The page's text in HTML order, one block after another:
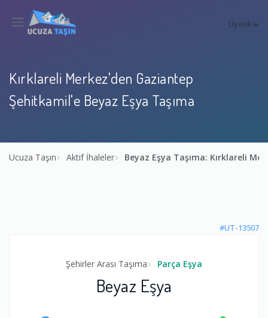
Üyelik
Kırklareli Merkez'den Gaziantep
Şehitkamil'e Beyaz Eşya Taşıma
Ucuza Taşın Aktif İhaleler Beyaz Eşya Taşıma: Kırklareli
#UT-13507
Şehirler Arası Taşıma Parça Eşya
Beyaz Eşya